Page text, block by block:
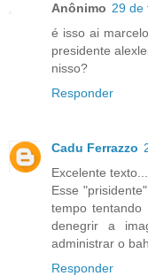
Anônimo 29 de
é isso ai
presidente
nisso?
Responder
Cadu Ferrazzo
Excelente texto...
Esse
tempo
denegrir a
administrar o
Responder